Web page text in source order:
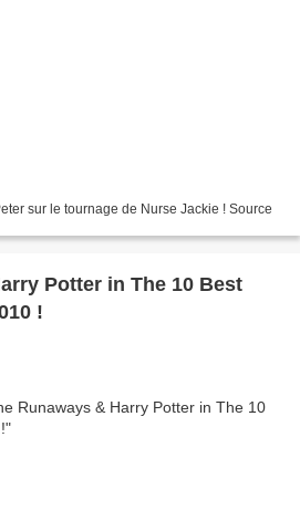
sur le tournage de Nurse Jackie ! Source
Potter in The 10 Best
!